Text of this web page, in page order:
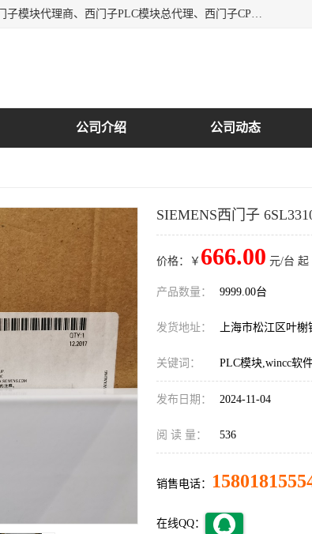
上海诗幕自动化设备有限公司是一家西门子授权分销商；主要负责：德国西门子模块代理商、西门子PLC模块总代理、西门子CPU模块代理商、西门子电缆代理、西门子触摸屏变频器总代理等专销售西门子各系列产品；实体公司，诚信经营，价格优势，品质保证，库存量大，供应！
公司介绍 公司动态
SIEMENS西门子
价格：￥ 666.00 元/台 起
产品数量： 9999.00台
发货地址： 上海市松江区叶榭
关键词： PLC模块,wincc软
发布日期： 2024-11-04
阅 读 量： 536
销售电话：
在线QQ：